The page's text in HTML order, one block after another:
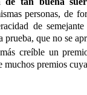
personas, de
de
que no se
creíble un
muchos premios